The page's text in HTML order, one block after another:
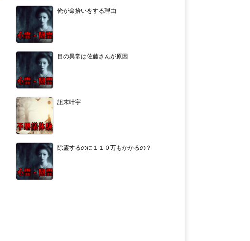
俺が命拾いをする理由
目の異常は佐藤さんが原因
詛末叶宇
除霊するのに１１０万もかかるの？